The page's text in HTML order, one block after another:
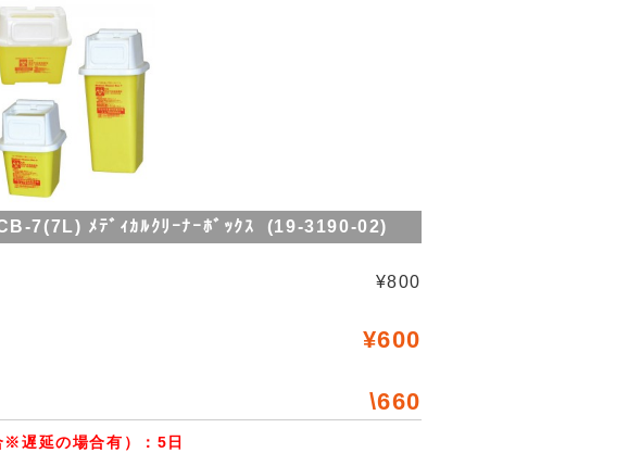
7(7L) ﾒﾃﾞｨｶﾙｸﾘｰﾅｰﾎﾞｯｸｽ (19-3190-02)
¥800
¥600
\660
※遅延の場合有）：5日